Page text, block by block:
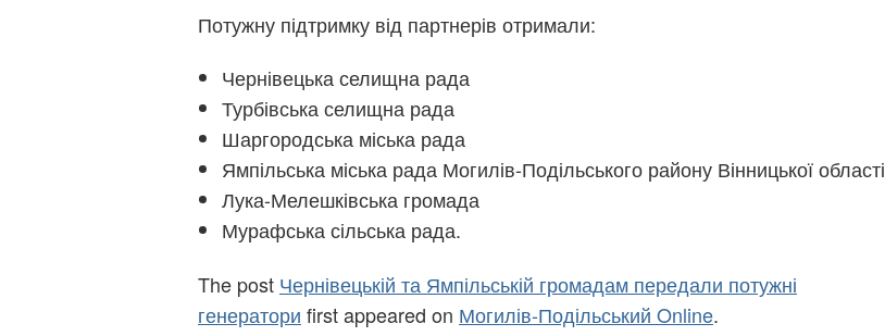
Потужну підтримку від партнерів отримали:
Чернівецька селищна рада
Турбівська селищна рада
Шаргородська міська рада
Ямпільська міська рада Могилів-Подільського району Вінницької області
Лука-Мелешківська громада
Мурафська сільська рада.
The post Чернівецькій та Ямпільській громадам передали потужні
генератори first appeared on Могилів-Подільський Online.